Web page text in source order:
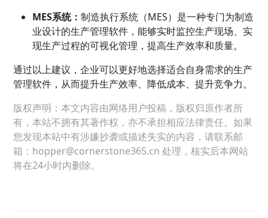
MES系统：制造执行系统（MES）是一种专门为制造
业设计的生产管理软件，能够实时监控生产现场、实
现生产过程的可视化管理，提高生产效率和质量。
通过以上建议，企业可以更好地选择适合自身需求的生产
管理软件，从而提升生产效率、降低成本、提升竞争力。
版权声明：本文内容由网络用户投稿，版权归原作者所
有，本站不拥有其著作权，亦不承担相应法律责任。如果
您发现本站中有涉嫌抄袭或描述失实的内容，请联系邮
箱：hopper@cornerstone365.cn 处理，核实后本网站
将在24小时内删除。